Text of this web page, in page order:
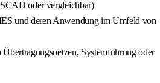
oder vergleichbar)
und deren Anwendung im Umfeld von
Systemführung oder